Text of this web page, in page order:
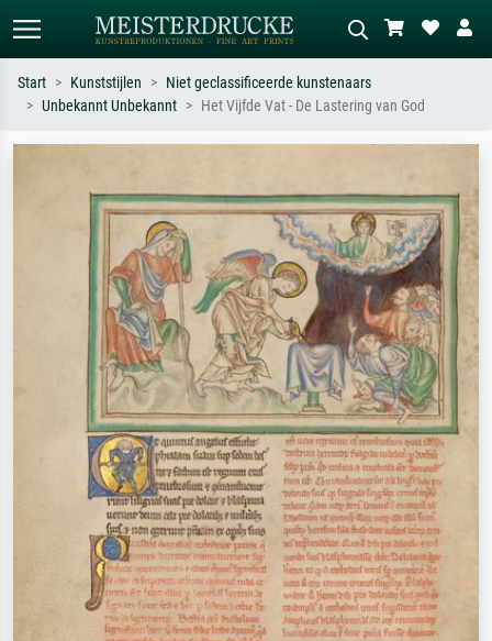
Hokusai-golf, naakt.
weide, abstract met veel rood, donker
olieverfschilderij, staand naakt naast
een boom.
Start Kunststijlen
Niet geclassificeerde kunstenaars
Unbekannt Unbekannt
Het Vijfde Vat - De Lastering van God